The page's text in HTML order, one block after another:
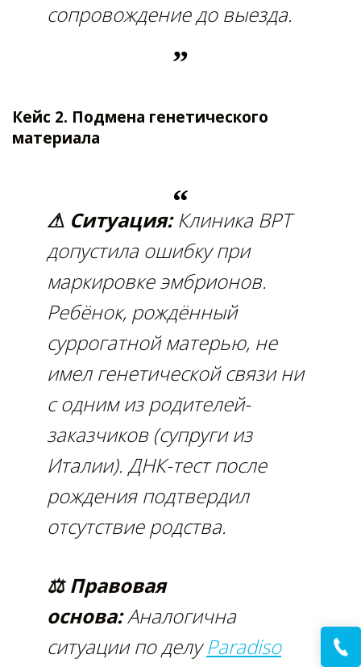
сопровождение до выезда.
Кейс 2. Подмена генетического
материала
⚠ Ситуация:Клиника ВРТ
допустила ошибку при
маркировке эмбрионов.
Ребёнок, рождённый
суррогатной матерью, не
имел генетической связи ни
с одним из родителей-
заказчиков (супруги из
Италии). ДНК-тест после
рождения подтвердил
отсутствие родства.
⚖ Правовая
основа:Аналогична
ситуации по делуParadiso